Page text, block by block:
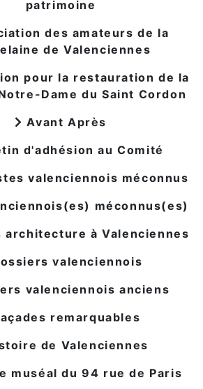
patrimoine
des amateurs de la
de Valenciennes
pour la restauration de la
Dame du Saint Cordon
Avant Après
d'adhésion au Comité
valenciennois méconnus
méconnus(es)
architecture à Valenciennes
valenciennois
valenciennois anciens
remarquables
de Valenciennes
muséal du 94 rue de Paris